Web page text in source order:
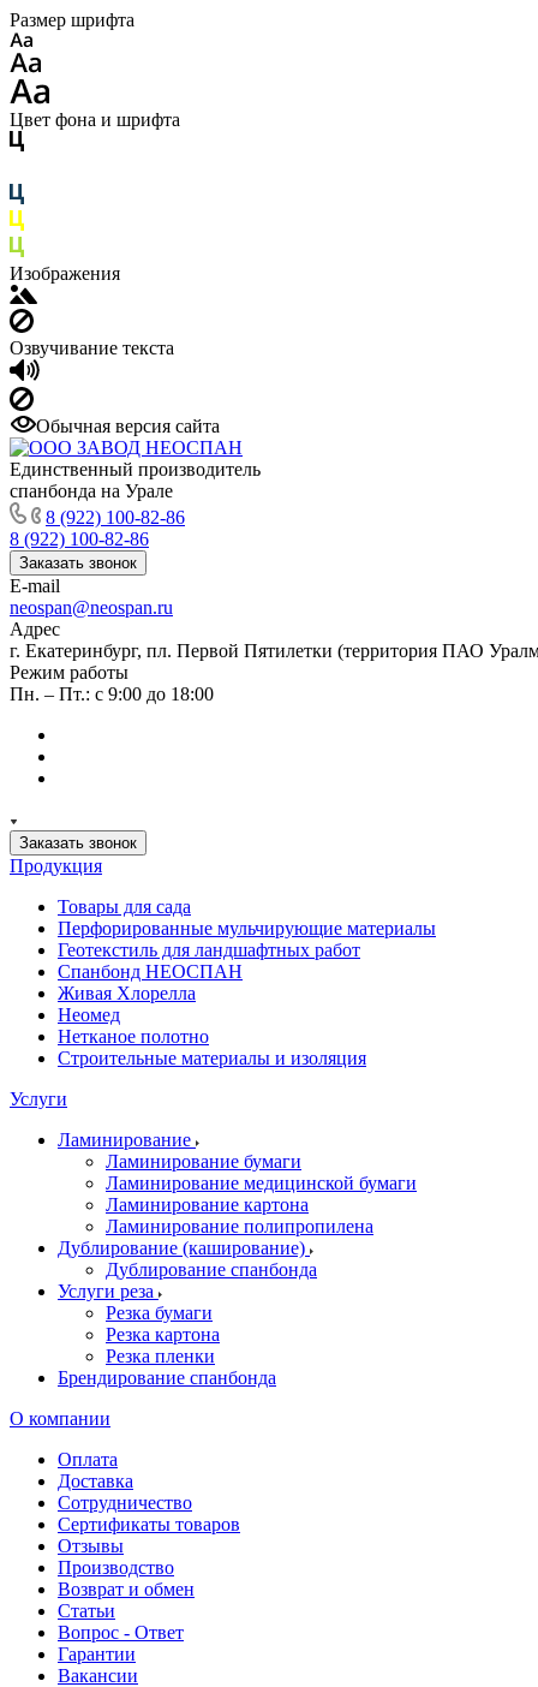
Размер шрифта
Цвет фона и шрифта
Изображения
Озвучивание текста
Обычная версия сайта
Единственный производитель
спанбонда на Урале
8 (922) 100-82-86
8 (922) 100-82-86
Заказать звонок
E-mail
neospan@neospan.ru
Адрес
г. Екатеринбург, пл. Первой Пятилетки (территория ПАО
Режим работы
Пн. – Пт.: с 9:00 до 18:00
Заказать звонок
Продукция
Товары для сада
Перфорированные мульчирующие материалы
Геотекстиль для ландшафтных работ
Спанбонд НЕОСПАН
Живая Хлорелла
Нeомед
Нетканое полотно
Строительные материалы и изоляция
Услуги
Ламинирование
Ламинирование бумаги
Ламинирование медицинской бумаги
Ламинирование картона
Ламинирование полипропилена
Дублирование (каширование)
Дублирование спанбонда
Услуги реза
Резка бумаги
Резка картона
Резка пленки
Брендирование спанбонда
О компании
Оплата
Доставка
Сотрудничество
Сертификаты товаров
Отзывы
Производство
Возврат и обмен
Статьи
Вопрос - Ответ
Гарантии
Вакансии